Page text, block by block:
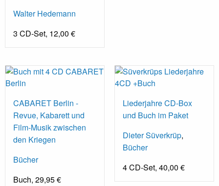
Walter Hedemann
3 CD-Set, 12,00 €
CABARET Berlin -
Revue, Kabarett und
Film-Musik zwischen
den Kriegen
Bücher
Buch, 29,95 €
Liederjahre CD-Box
und Buch im Paket
Dieter Süverkrüp,
Bücher
4 CD-Set, 40,00 €